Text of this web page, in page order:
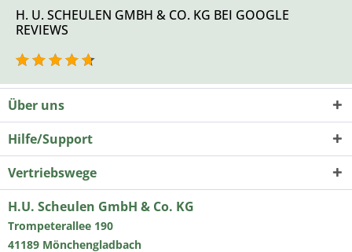
H. U. SCHEULEN GMBH & CO. KG BEI GOOGLE
REVIEWS
Über uns
Hilfe/Support
Vertriebswege
H.U. Scheulen GmbH & Co. KG
Trompeterallee 190
41189 Mönchengladbach